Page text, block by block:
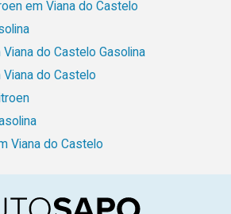
em Viana do Castelo
do Castelo Gasolina
do Castelo
Viana do Castelo